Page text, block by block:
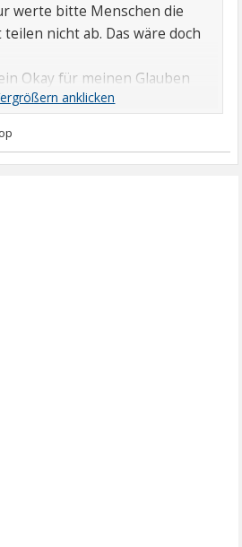
werte bitte Menschen die
nicht ab. Das wäre doch
Okay für meinen Glauben
werte ich denn Menschen ab,